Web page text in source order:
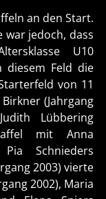
an den Start.
war jedoch, dass
U10
diesem Feld die
von 11
(Jahrgang
Lübbering
mit Anna
Schnieders
2003) vierte
2002), Maria